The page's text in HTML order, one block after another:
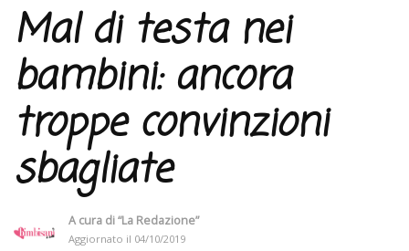
Mal di testa nei
bambini: ancora
troppe convinzioni
sbagliate
A cura di“La Redazione”
Aggiornato il 04/10/2019